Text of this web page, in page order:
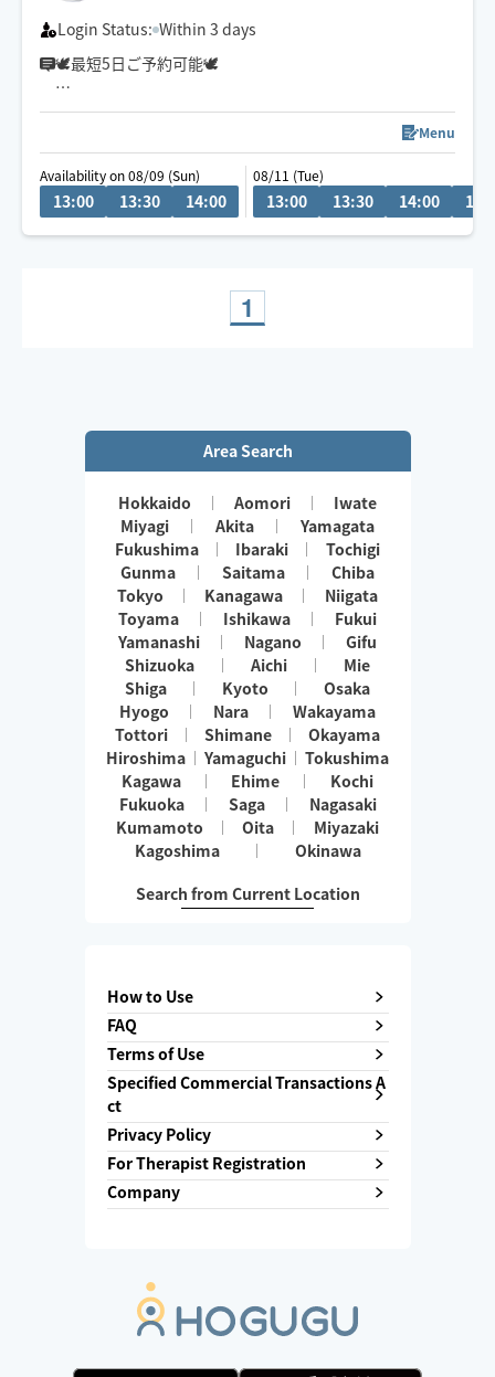
Login Status: Within 3 days
🕊最短5日ご予約可能🕊
冷やかしチャットが多い為
ご質問等は1度ご予約リクエストしていただいた後にお願
いします🙏
⚠️予約はご希望日の当日13時までに
そんな方は【もみほぐし×オイル】が
Menu
Availability on 08/09 (Sun)
13:00 13:30 14:00
08/11 (Tue)
13:00 13:30 14:00
1
Area Search
Hokkaido Aomori
Iwate
Miyagi
Akita
Yamagata
Fukushima
Ibaraki
Tochigi
Gunma
Saitama
Chiba
Tokyo
Kanagawa
Niigata
Toyama
Ishikawa
Fukui
Yamanashi
Nagano
Gifu
Shizuoka
Aichi
Mie
Shiga
Kyoto
Osaka
Hyogo
Nara
Wakayama
Tottori
Shimane
Okayama
Hiroshima
Yamaguchi
Tokushima
Kagawa
Ehime
Kochi
Fukuoka
Saga
Nagasaki
Kumamoto
Oita
Miyazaki
Kagoshima
Okinawa
Search from Current Location
How to Use
FAQ
Terms of Use
Specified Commercial Transactions A
ct
Privacy Policy
For Therapist Registration
Company